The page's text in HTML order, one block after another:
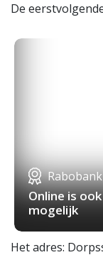
De
Online is
mogelijk
Het adres: